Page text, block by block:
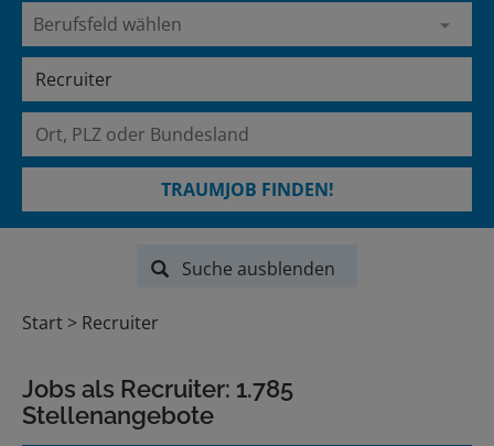
TRAUMJOB FINDEN!
Suche ausblenden
Start Recruiter
Jobs als Recruiter: 1.785
Stellenangebote